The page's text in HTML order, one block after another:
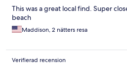
This was a great local find. Super
beach
Maddison, 2 nätters resa
Verifierad recension